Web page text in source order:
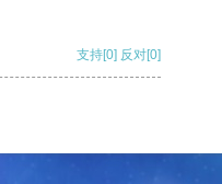
支持[0] 反对[0]